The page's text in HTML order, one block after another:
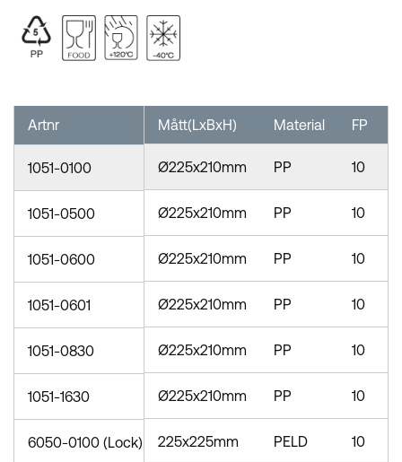
Mått(LxBxH) Material FP
Ø225x210mm PP 10
Ø225x210mm PP 10
Ø225x210mm PP 10
Ø225x210mm PP 10
Ø225x210mm PP 10
Ø225x210mm PP 10
225x225mm PELD 10
Artnr
1051-0100
1051-0500
1051-0600
1051-0601
1051-0830
1051-1630
6050-0100 (Lock)